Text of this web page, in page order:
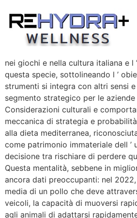
content
nei giochi e nella cultura italiana e l
questa specie, sottolineando l ’
strumenti si integra con altri sensi
segmento strategico per le
Considerazioni culturali e
meccanica di strategia e
alla dieta mediterranea,
come patrimonio immateriale dell ’
decisione tra rischiare di perdere
Questa mentalità, sebbene in
ancora dati preoccupanti: nel
media di un pollo che deve
veicoli, la capacità di muoversi
agli animali di adattarsi